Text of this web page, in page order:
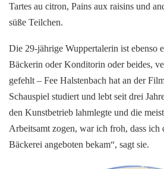
Tartes au citron, Pains aux raisins und
süße Teilchen.
Die 29-jährige Wuppertalerin ist ebenso
Bäckerin oder Konditorin oder beides,
gefehlt – Fee Halstenbach hat an der
Schauspiel studiert und lebt seit drei
den Kunstbetrieb lahmlegte und die
Arbeitsamt zogen, war ich froh, dass ich
Bäckerei angeboten bekam“, sagt sie.